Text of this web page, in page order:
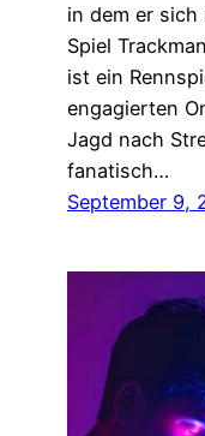
in dem er
Spiel
ist ein
engagierten
Jagd nach
fanatisch…
September 9,